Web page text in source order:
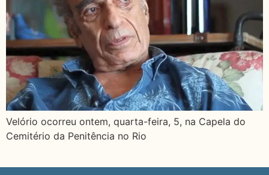
Velório ocorreu ontem, quarta-feira, 5, na Capela do
Cemitério da Penitência no Rio